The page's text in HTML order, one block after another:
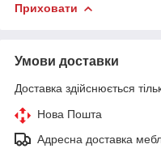
Приховати
Умови доставки
Доставка здійснюється
Нова Пошта
Адресна доставка